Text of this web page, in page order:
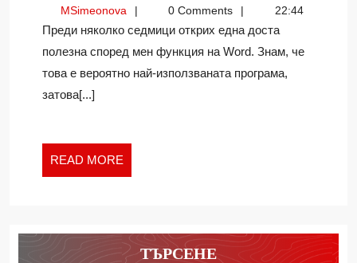
WORD
MSimeonovaMSimeonova0 Comments 22:44
Преди няколко седмици открих една доста
полезна според мен функция на Word. Знам, че
това е вероятно най-използваната програма,
затова[...]
READ MORE
MORE
ТЪРСЕНЕ